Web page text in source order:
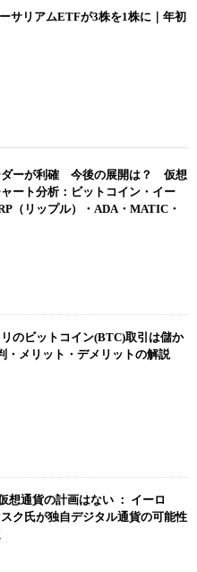
サリアムETFが3株を1株に｜年初
ダーが利確 今後の展開は？ 仮想
ート分析：ビットコイン・イー
（リップル）・ADA・MATIC・
のビットコイン(BTC)取引は儲か
・メリット・デメリットの解説
想通貨の計画はない ： イーロ
ク氏が独自デジタル通貨の可能性